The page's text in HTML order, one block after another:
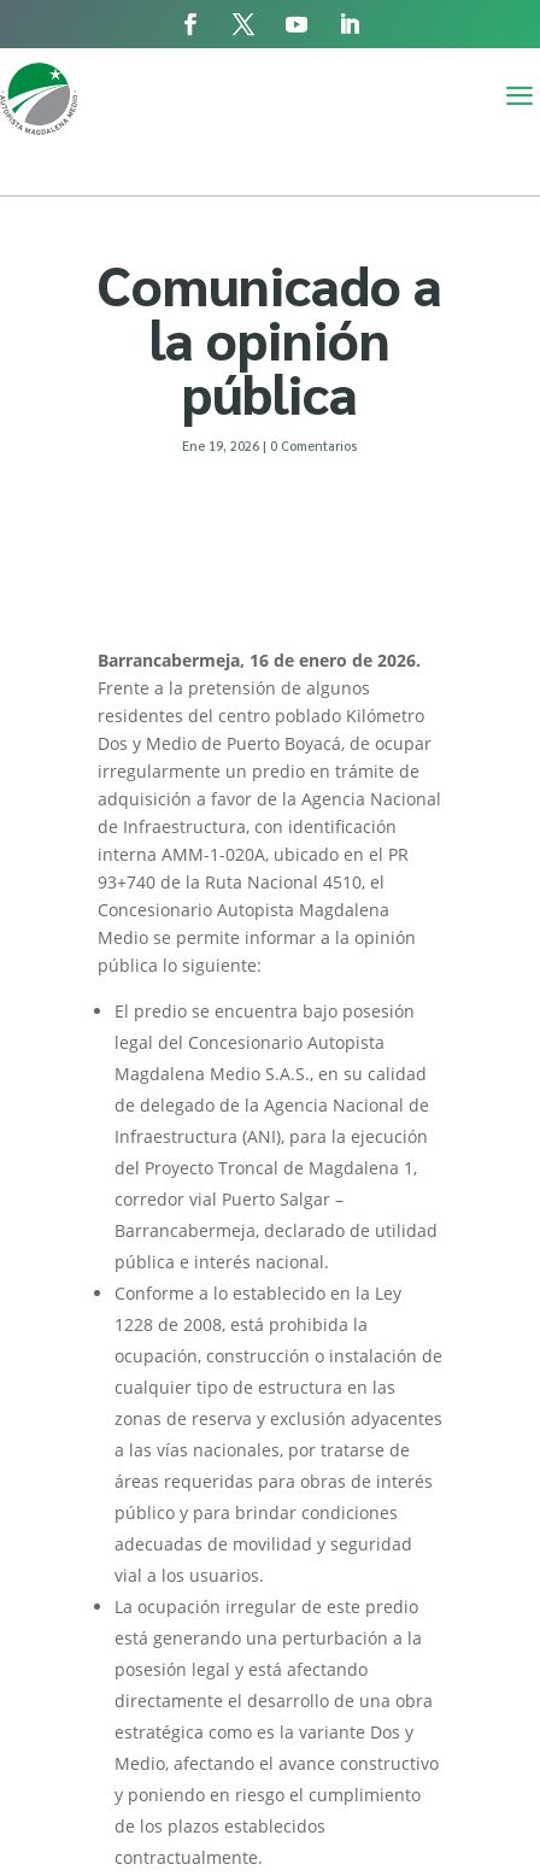
a
Comunicado a
la opinión
pública
Ene 19, 2026 | 0 Comentarios
Barrancabermeja, 16 de enero de 2026.
Frente a la pretensión de algunos
residentes del centro poblado Kilómetro
Dos y Medio de Puerto Boyacá, de ocupar
irregularmente un predio en trámite de
adquisición a favor de la Agencia Nacional
de Infraestructura, con identificación
interna AMM-1-020A, ubicado en el PR
93+740 de la Ruta Nacional 4510, el
Concesionario Autopista Magdalena
Medio se permite informar a la opinión
pública lo siguiente:
El predio se encuentra bajo posesión
legal del Concesionario Autopista
Magdalena Medio S.A.S., en su calidad
de delegado de la Agencia Nacional de
Infraestructura (ANI), para la ejecución
del Proyecto Troncal de Magdalena 1,
corredor vial Puerto Salgar –
Barrancabermeja, declarado de utilidad
pública e interés nacional.
Conforme a lo establecido en la Ley
1228 de 2008, está prohibida la
ocupación, construcción o instalación de
cualquier tipo de estructura en las
zonas de reserva y exclusión adyacentes
a las vías nacionales, por tratarse de
áreas requeridas para obras de interés
público y para brindar condiciones
adecuadas de movilidad y seguridad
vial a los usuarios.
La ocupación irregular de este predio
está generando una perturbación a la
posesión legal y está afectando
directamente el desarrollo de una obra
estratégica como es la variante Dos y
Medio, afectando el avance constructivo
y poniendo en riesgo el cumplimiento
de los plazos establecidos
contractualmente.